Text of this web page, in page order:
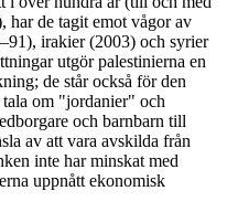
har de tagit emot vågor av
irakier (2003) och syrier
utgör palestinierna en
de står också för den
om "jordanier" och
och barnbarn till
av att vara avskilda från
inte har minskat med
uppnått ekonomisk